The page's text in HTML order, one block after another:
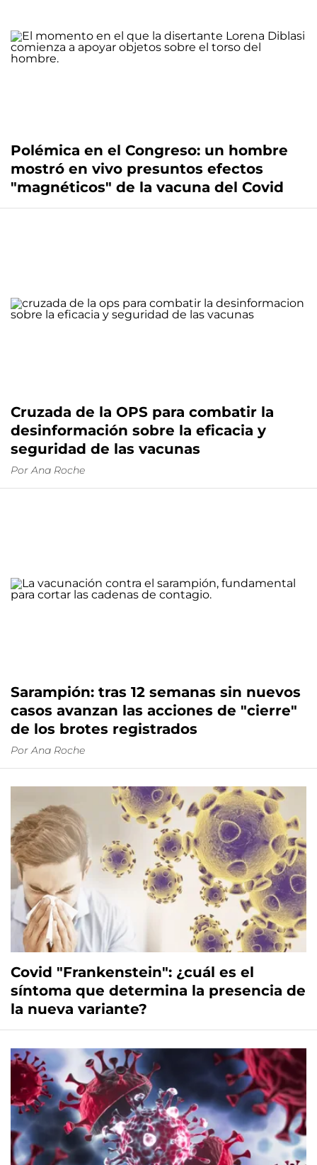
Polémica en el Congreso: un hombre
mostró en vivo presuntos efectos
"magnéticos" de la vacuna del Covid
Cruzada de la OPS para combatir la
desinformación sobre la eficacia y
seguridad de las vacunas
Por Ana Roche
Sarampión: tras 12 semanas sin nuevos
casos avanzan las acciones de "cierre"
de los brotes registrados
Por Ana Roche
Covid "Frankenstein": ¿cuál es el
síntoma que determina la presencia de
la nueva variante?